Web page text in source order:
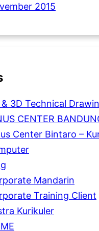
2015
& 3D Technical
CENTER
Center Bintaro –
Mandarin
Training Client
Kurikuler